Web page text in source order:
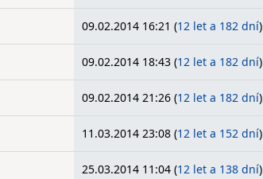
09.02.2014 16:21 (12 let a 182 dní)
09.02.2014 18:43 (12 let a 182 dní)
09.02.2014 21:26 (12 let a 182 dní)
11.03.2014 23:08 (12 let a 152 dní)
25.03.2014 11:04 (12 let a 138 dní)